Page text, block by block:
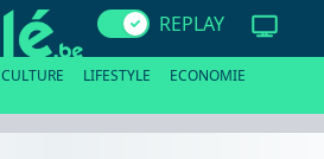
REPLAY
CULTURE LIFESTYLE ECONOMIE